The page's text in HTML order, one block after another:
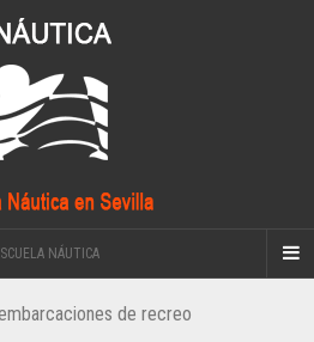
NÁUTICA
de recreo